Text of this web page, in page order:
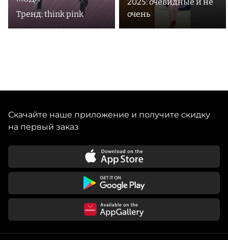
Тренд: think pink
2025: очевидные и не
очень
Скачайте наше приложение и получите скидку
на первый заказ